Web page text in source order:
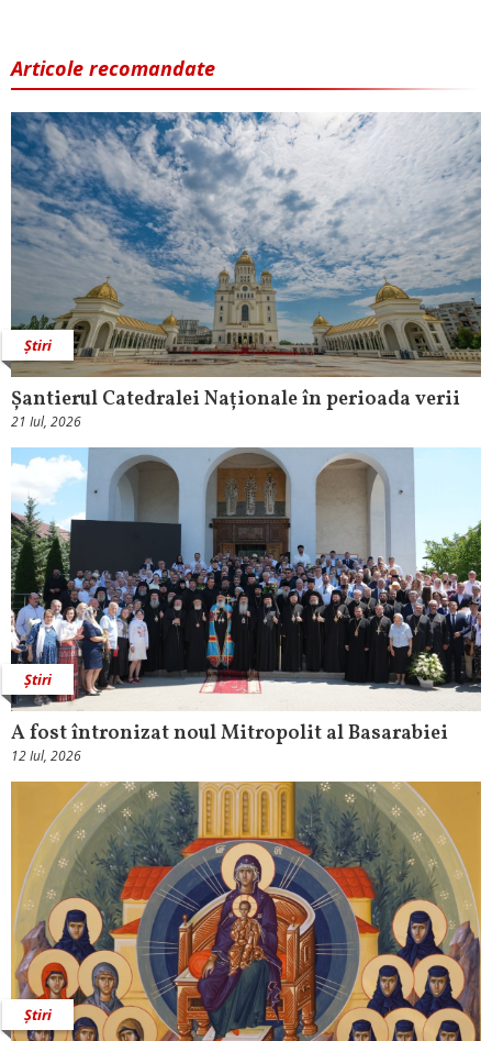
Articole recomandate
Știri
Șantierul Catedralei Naționale în perioada verii
21 Iul, 2026
Știri
A fost întronizat noul Mitropolit al Basarabiei
12 Iul, 2026
Știri